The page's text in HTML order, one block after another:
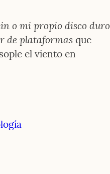
o mi propio disco duro
de plataformas que
el viento en